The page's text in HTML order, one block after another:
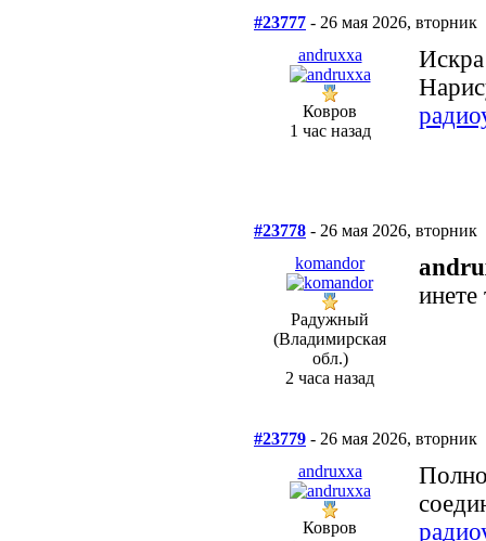
#23777 - 26 мая 2026, вторник
andruxxa
Ковров
1 час назад
#23778 - 26 мая 2026, вторник
komandor
Радужный
(Владимирская
обл.)
2 часа назад
инете
#23779 - 26 мая 2026, вторник
andruxxa
Ковров